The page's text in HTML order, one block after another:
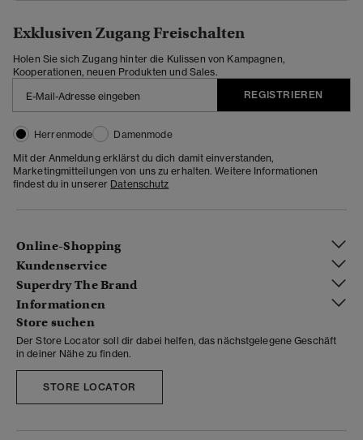
Exklusiven Zugang Freischalten
Holen Sie sich Zugang hinter die Kulissen von Kampagnen,
Kooperationen, neuen Produkten und Sales.
REGISTRIEREN
Herrenmode
Damenmode
Mit der Anmeldung erklärst du dich damit einverstanden,
Marketingmitteilungen von uns zu erhalten. Weitere Informationen
findest du in unserer Datenschutz
Online-Shopping
Kundenservice
Superdry The Brand
Informationen
Store suchen
Der Store Locator soll dir dabei helfen, das nächstgelegene Geschäft
in deiner Nähe zu finden.
STORE LOCATOR